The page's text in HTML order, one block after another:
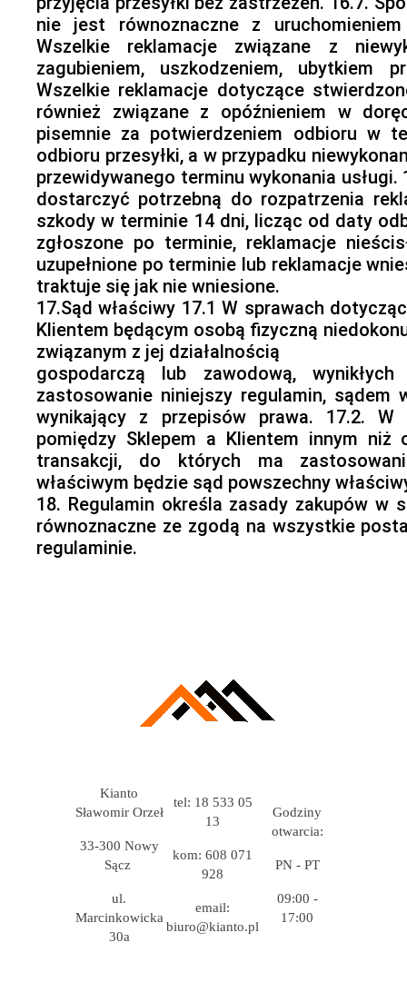
nie jest równoznaczne z
Wszelkie reklamacje związane z
zagubieniem, uszkodzeniem, ubytkiem
Wszelkie reklamacje dotyczące
również związane z opóźnieniem w
pisemnie za potwierdzeniem odbioru w
odbioru przesyłki, a w przypadku
przewidywanego terminu wykonania
dostarczyć potrzebną do rozpatrzenia
szkody w terminie 14 dni, licząc od daty
zgłoszone po terminie, reklamacje
uzupełnione po terminie lub reklamacje
traktuje się jak nie wniesione.
17.Sąd właściwy 17.1 W sprawach
Klientem będącym osobą fizyczną
związanym z jej działalnością
gospodarczą lub zawodową,
zastosowanie niniejszy regulamin, sądem
wynikający z przepisów prawa. 17.2. W
pomiędzy Sklepem a Klientem innym
transakcji, do których ma
właściwym będzie sąd powszechny
18. Regulamin określa zasady zakupów w
równoznaczne ze zgodą na wszystkie
regulaminie.
Kianto
Sławomir Orzeł
33-300 Nowy
Sącz
ul.
Marcinkowicka
30a
tel: 18 533 05
13
kom: 608 071
928
email:
biuro@kianto.pl
Godziny
otwarcia:
PN - PT
09:00 -
17:00